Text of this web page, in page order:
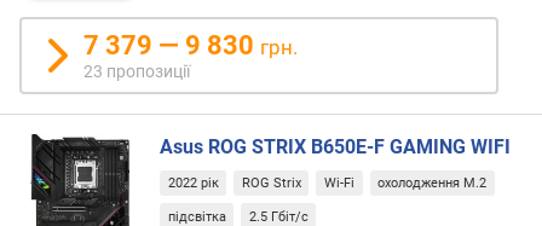
т
в
а
ч
а
с
7 379 — 9 830 грн.
23 пропозиції
Asus ROG STRIX B650E-F GAMING WIFI
2022 рік ROG Strix Wi-Fi охолодження M.2
підсвітка 2.5 Гбіт/с